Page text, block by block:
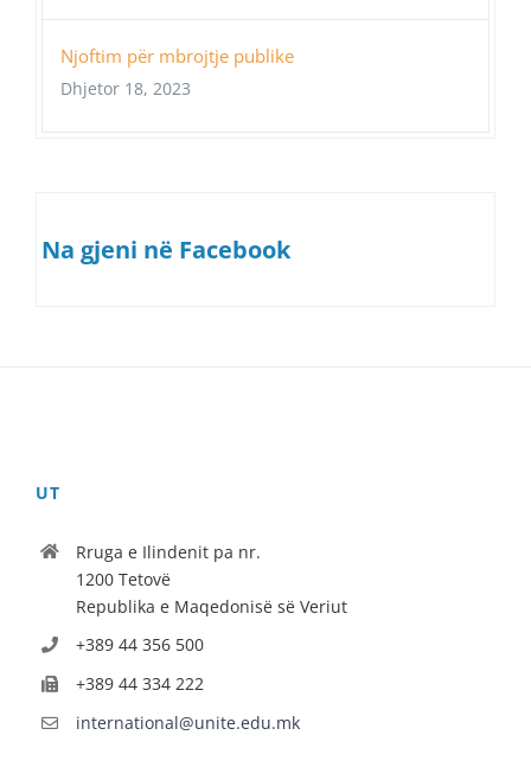
Njoftim për mbrojtje publike
Dhjetor 18, 2023
Na gjeni në Facebook
UT
Rruga e Ilindenit pa nr.
1200 Tetovë
Republika e Maqedonisë së Veriut
+389 44 356 500
+389 44 334 222
international@unite.edu.mk